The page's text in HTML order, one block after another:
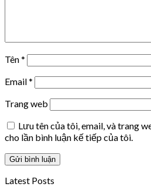
Tên*
Email*
Trang web
Lưu tên của tôi, email, và trang
cho lần bình luận kế tiếp của tôi.
Latest Posts